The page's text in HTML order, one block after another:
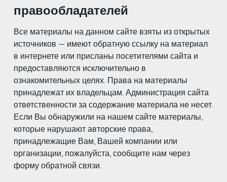
правообладателей
Все материалы на данном сайте взяты из открытых
источников — имеют обратную ссылку на материал
в интернете или присланы посетителями сайта и
предоставляются исключительно в
ознакомительных целях. Права на материалы
принадлежат их владельцам. Администрация сайта
ответственности за содержание материала не несет.
Если Вы обнаружили на нашем сайте материалы,
которые нарушают авторские права,
принадлежащие Вам, Вашей компании или
организации, пожалуйста, сообщите нам через
форму обратной связи.